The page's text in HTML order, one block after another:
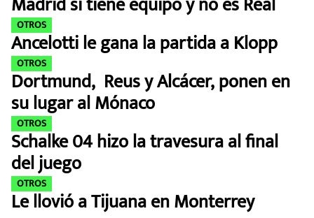
OTROS
Ancelotti le gana la partida a Klopp
OTROS
Dortmund, Reus y Alcácer, ponen en
su lugar al Mónaco
OTROS
Schalke 04 hizo la travesura al final
del juego
OTROS
Le llovió a Tijuana en Monterrey